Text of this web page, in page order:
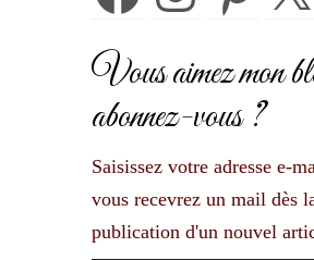
Vous aimez mon
abonnez-vous ?
Saisissez votre adresse e-
vous recevrez un mail dès
publication d'un nouvel